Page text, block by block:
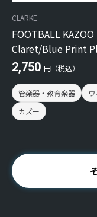
CLARKE
FOOTBALL
Claret/Blue Print
2,750 円（税込）
管楽器・教育楽器
カズー